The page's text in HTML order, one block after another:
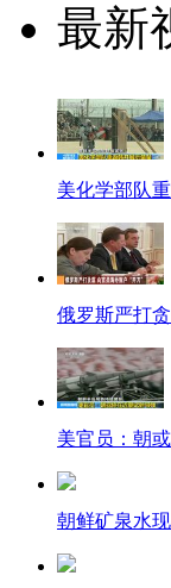
最新
美化学部队
俄罗斯严打
美官员：朝
朝鲜矿泉水